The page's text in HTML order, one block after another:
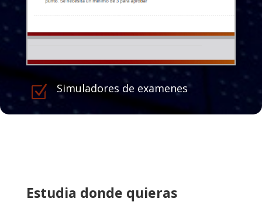
Z Simuladores de examenes
Estudia donde quieras